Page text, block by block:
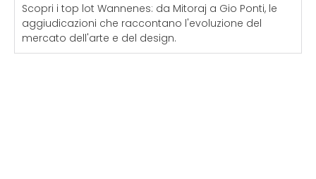
Scopri i top lot Wannenes: da Mitoraj a Gio Ponti, le
aggiudicazioni che raccontano l'evoluzione del
mercato dell'arte e del design.